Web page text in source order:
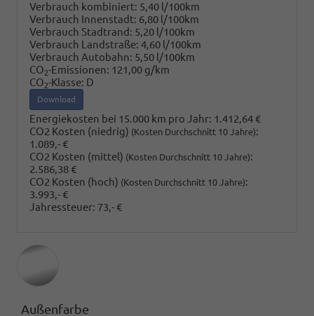
Verbrauch kombiniert: 5,40 l/100km
Verbrauch Innenstadt: 6,80 l/100km
Verbrauch Stadtrand: 5,20 l/100km
Verbrauch Landstraße: 4,60 l/100km
Verbrauch Autobahn: 5,50 l/100km
CO2-Emissionen: 121,00 g/km
CO2-Klasse: D
Download
Energiekosten bei 15.000 km pro Jahr: 1.412,64 €
CO2 Kosten (niedrig) (Kosten Durchschnitt 10 Jahre):
1.089,- €
CO2 Kosten (mittel) (Kosten Durchschnitt 10 Jahre):
2.586,38 €
CO2 Kosten (hoch) (Kosten Durchschnitt 10 Jahre):
3.993,- €
Jahressteuer: 73,- €
Außenfarbe